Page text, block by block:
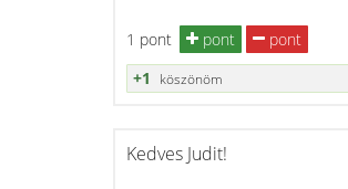
1 pont pont
pont
+1
köszönöm
Kedves Judit!